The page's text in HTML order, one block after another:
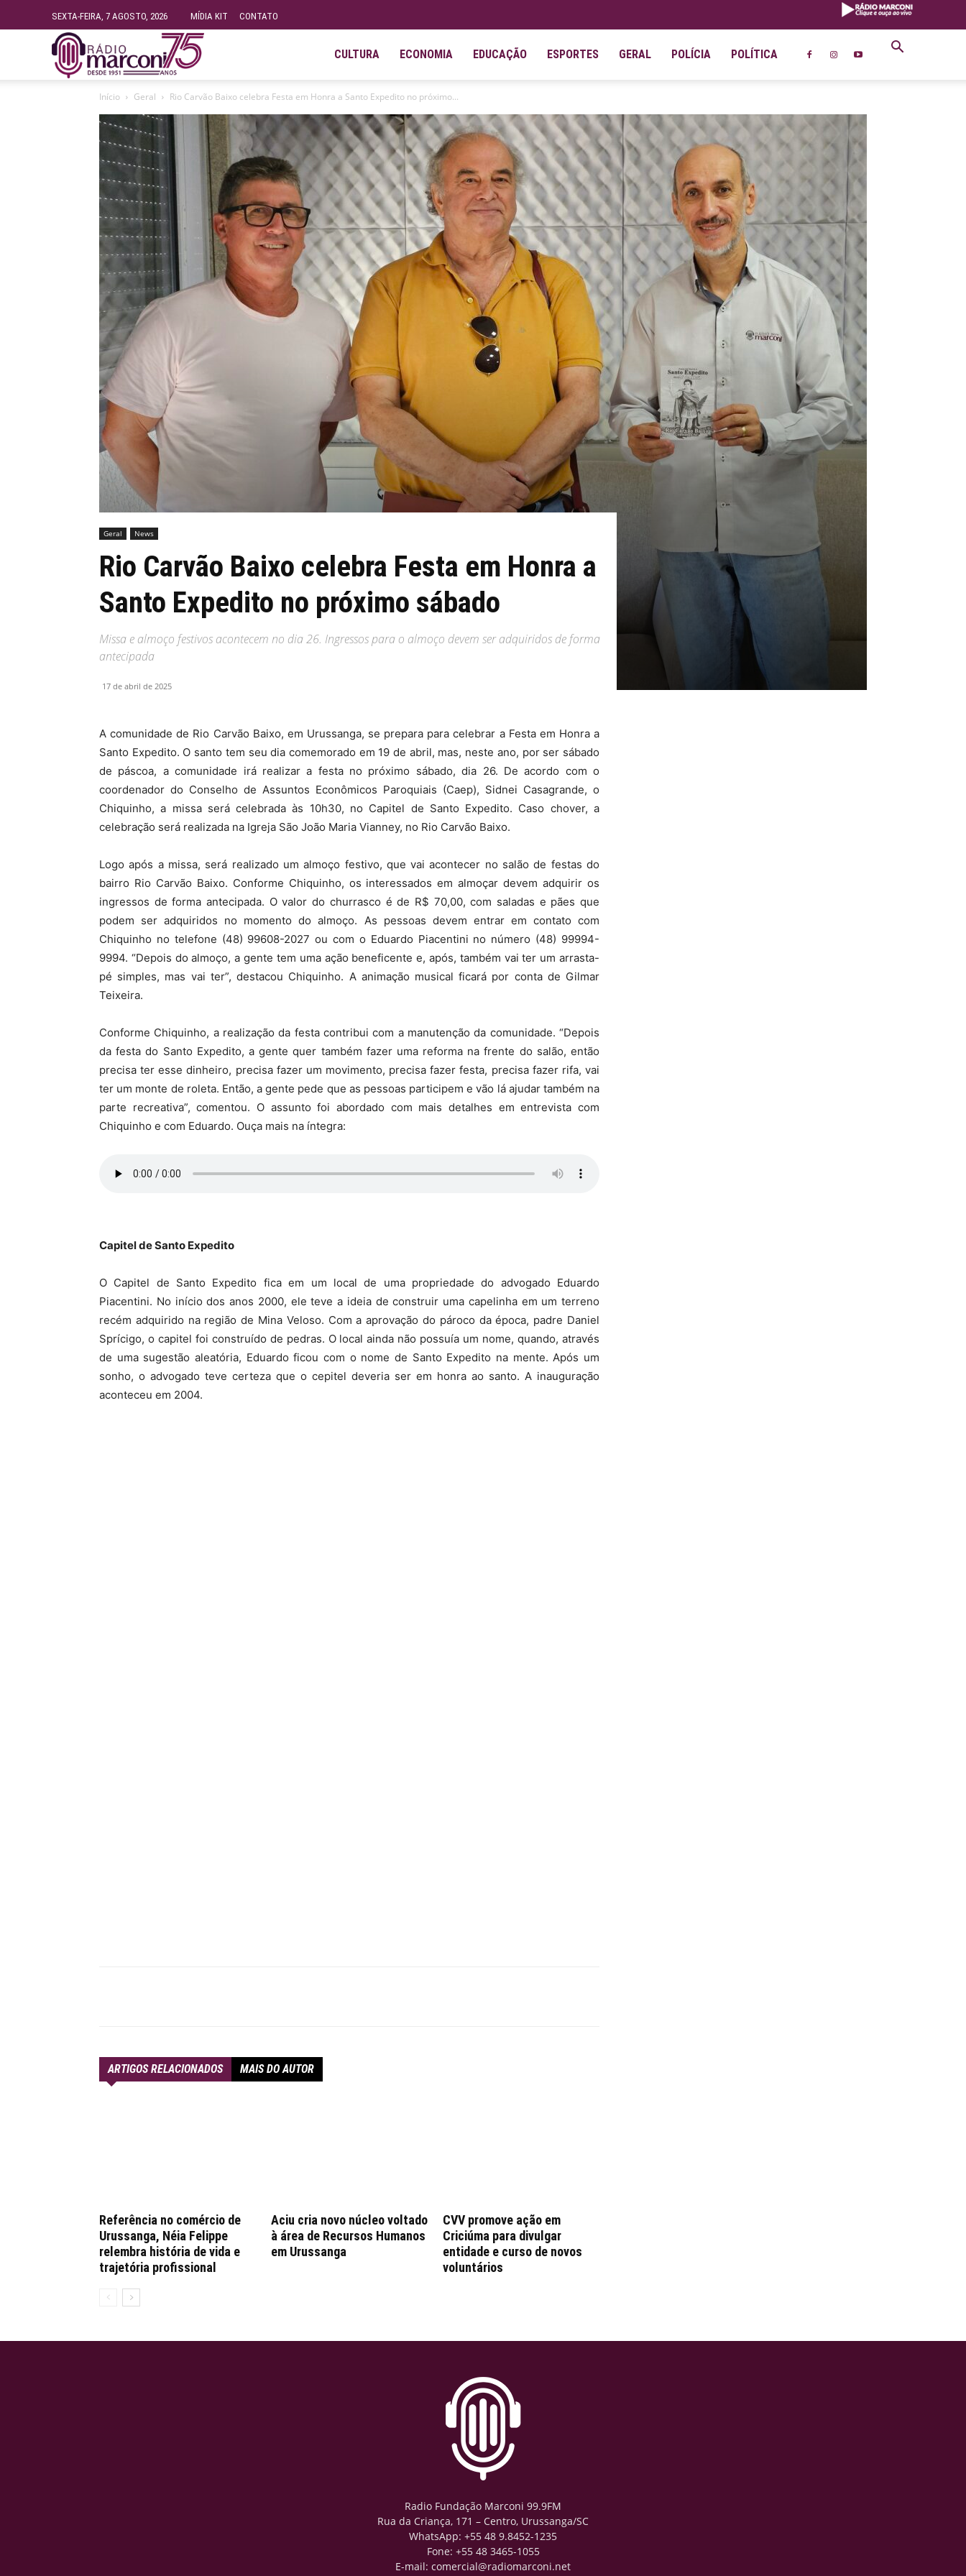
SEXTA-FEIRA, 7 AGOSTO, 2026 MÍDIA KIT CONTATO
Fundação
Marconi
FM
MHZ
CULTURA ECONOMIA EDUCAÇÃO ESPORTES GERAL POLÍCIA POLÍTICA
Início Geral Rio Carvão Baixo celebra Festa em Honra a Santo Expedito no próximo...
Geral News
Rio Carvão Baixo celebra Festa em Honra a
Santo Expedito no próximo sábado
Missa e almoço festivos acontecem no dia 26. Ingressos para o almoço devem ser adquiridos de forma
antecipada
17 de abril de 2025
A comunidade de Rio Carvão Baixo, em Urussanga, se prepara para celebrar a Festa em Honra a
Santo Expedito. O santo tem seu dia comemorado em 19 de abril, mas, neste ano, por ser sábado
de páscoa, a comunidade irá realizar a festa no próximo sábado, dia 26. De acordo com o
coordenador do Conselho de Assuntos Econômicos Paroquiais (Caep), Sidnei Casagrande, o
Chiquinho, a missa será celebrada às 10h30, no Capitel de Santo Expedito. Caso chover, a
celebração será realizada na Igreja São João Maria Vianney, no Rio Carvão Baixo.
Logo após a missa, será realizado um almoço festivo, que vai acontecer no salão de festas do
bairro Rio Carvão Baixo. Conforme Chiquinho, os interessados em almoçar devem adquirir os
ingressos de forma antecipada. O valor do churrasco é de R$ 70,00, com saladas e pães que
podem ser adquiridos no momento do almoço. As pessoas devem entrar em contato com
Chiquinho no telefone (48) 99608-2027 ou com o Eduardo Piacentini no número (48) 99994-
9994. “Depois do almoço, a gente tem uma ação beneficente e, após, também vai ter um arrasta-
pé simples, mas vai ter”, destacou Chiquinho. A animação musical ficará por conta de Gilmar
Teixeira.
Conforme Chiquinho, a realização da festa contribui com a manutenção da comunidade. “Depois
da festa do Santo Expedito, a gente quer também fazer uma reforma na frente do salão, então
precisa ter esse dinheiro, precisa fazer um movimento, precisa fazer festa, precisa fazer rifa, vai
ter um monte de roleta. Então, a gente pede que as pessoas participem e vão lá ajudar também na
parte recreativa”, comentou. O assunto foi abordado com mais detalhes em entrevista com
Chiquinho e com Eduardo. Ouça mais na íntegra:
Capitel de Santo Expedito
O Capitel de Santo Expedito fica em um local de uma propriedade do advogado Eduardo
Piacentini. No início dos anos 2000, ele teve a ideia de construir uma capelinha em um terreno
recém adquirido na região de Mina Veloso. Com a aprovação do pároco da época, padre Daniel
Sprícigo, o capitel foi construído de pedras. O local ainda não possuía um nome, quando, através
de uma sugestão aleatória, Eduardo ficou com o nome de Santo Expedito na mente. Após um
sonho, o advogado teve certeza que o cepitel deveria ser em honra ao santo. A inauguração
aconteceu em 2004.
ARTIGOS RELACIONADOS MAIS DO AUTOR
Referência no comércio de
Urussanga, Néia Felippe
relembra história de vida e
trajetória profissional
Aciu cria novo núcleo voltado
à área de Recursos Humanos
em Urussanga
CVV promove ação em
Criciúma para divulgar
entidade e curso de novos
voluntários
Radio Fundação Marconi 99.9FM
Rua da Criança, 171 – Centro, Urussanga/SC
WhatsApp: +55 48 9.8452-1235
Fone: +55 48 3465-1055
E-mail: comercial@radiomarconi.net